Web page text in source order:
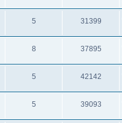
5 31399
8 37895
5 42142
5 39093